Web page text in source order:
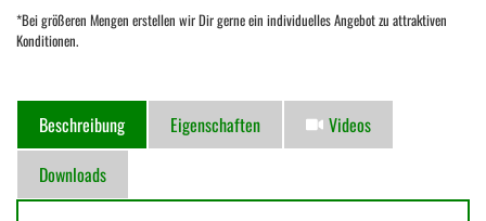
*Bei größeren Mengen erstellen wir Dir gerne ein individuelles Angebot zu attraktiven
Konditionen.
Beschreibung Eigenschaften
Videos
Downloads